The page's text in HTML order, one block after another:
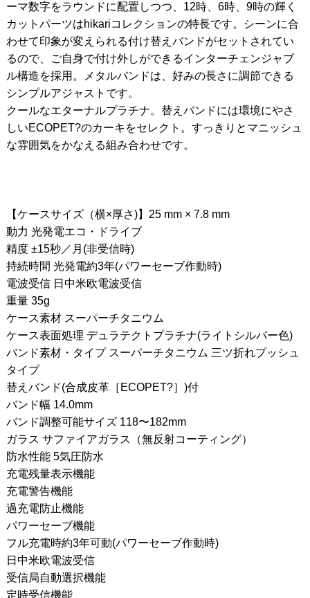
ーマ数字をラウンドに配置しつつ、12時、6時、9時の輝く
カットパーツはhikariコレクションの特長です。シーンに合
わせて印象が変えられる付け替えバンドがセットされてい
るので、ご自身で付け外しができるインターチェンジャブ
ル構造を採用。メタルバンドは、好みの長さに調節できる
シンプルアジャストです。
クールなエターナルプラチナ。替えバンドには環境にやさ
しいECOPET?のカーキをセレクト。すっきりとマニッシュ
な雰囲気をかなえる組み合わせです。
【ケースサイズ（横×厚さ)】25 mm × 7.8 mm
動力 光発電エコ・ドライブ
精度 ±15秒／月(非受信時)
持続時間 光発電約3年(パワーセーブ作動時)
電波受信 日中米欧電波受信
重量 35g
ケース素材 スーパーチタニウム
ケース表面処理 デュラテクトプラチナ(ライトシルバー色)
バンド素材・タイプ スーパーチタニウム 三ツ折れプッシュ
タイプ
替えバンド(合成皮革［ECOPET?］)付
バンド幅 14.0mm
バンド調整可能サイズ 118〜182mm
ガラス サファイアガラス（無反射コーティング）
防水性能 5気圧防水
充電残量表示機能
充電警告機能
過充電防止機能
パワーセーブ機能
フル充電時約3年可動(パワーセーブ作動時)
日中米欧電波受信
受信局自動選択機能
定時受信機能